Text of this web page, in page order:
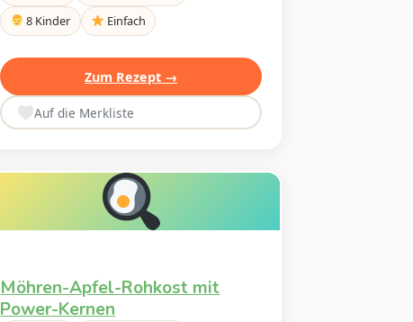
8 Kinder
Einfach
Zum Rezept →
Auf die Merkliste
Möhren-Apfel-Rohkost mit
Power-Kernen